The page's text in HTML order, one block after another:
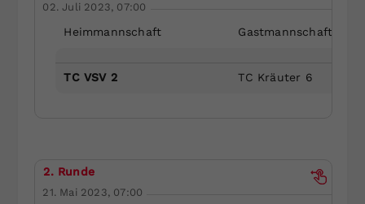
02. Juli 2023, 07:00
Heimmannschaft Gastmannschaft
TC VSV 2 TC Kräuter 6
2. Runde
21. Mai 2023, 07:00